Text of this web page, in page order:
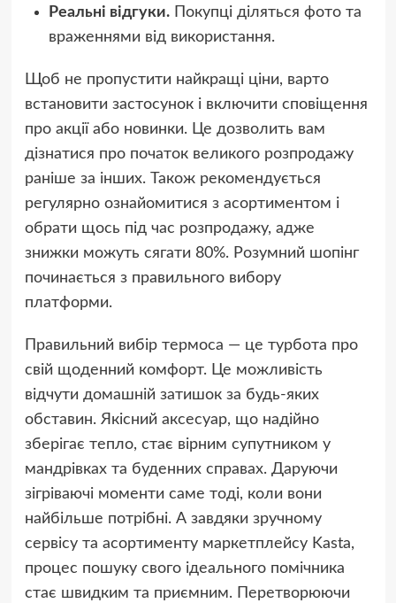
Реальні відгуки.Покупці діляться фото та
враженнями від використання.
Щоб не пропустити найкращі ціни, варто
встановити застосунок і включити сповіщення
про акції або новинки. Це дозволить вам
дізнатися про початок великого розпродажу
раніше за інших. Також рекомендується
регулярно ознайомитися з асортиментом і
обрати щось під час розпродажу, адже
знижки можуть сягати 80%. Розумний шопінг
починається з правильного вибору
платформи.
Правильний вибір термоса — це турбота про
свій щоденний комфорт. Це можливість
відчути домашній затишок за будь-яких
обставин. Якісний аксесуар, що надійно
зберігає тепло, стає вірним супутником у
мандрівках та буденних справах. Даруючи
зігріваючі моменти саме тоді, коли вони
найбільше потрібні. А завдяки зручному
сервісу та асортименту маркетплейсу Kasta,
процес пошуку свого ідеального помічника
стає швидким та приємним. Перетворюючи